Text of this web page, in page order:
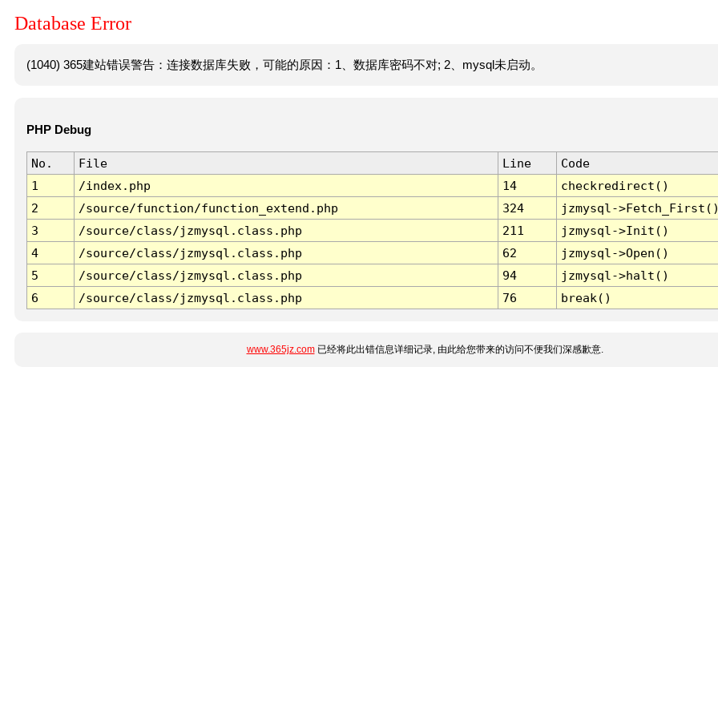
Database Error
(1040) 365建站错误警告：连接数据库失败，可能的原因：1、数据库密码不对; 2、mysql未启动。
PHP Debug
No. File Line
Code
1
/index.php 14
checkredirect()
2
/source/function/function_extend.php 324
jzmysql-
3
/source/class/jzmysql.class.php 211
jzmysql->Init()
4
/source/class/jzmysql.class.php 62
jzmysql->Open()
5
/source/class/jzmysql.class.php 94
jzmysql->halt()
6
/source/class/jzmysql.class.php 76 break()
www.365jz.com已经将此出错信息详细记录, 由此给您带来的访问不便我们深感歉意.